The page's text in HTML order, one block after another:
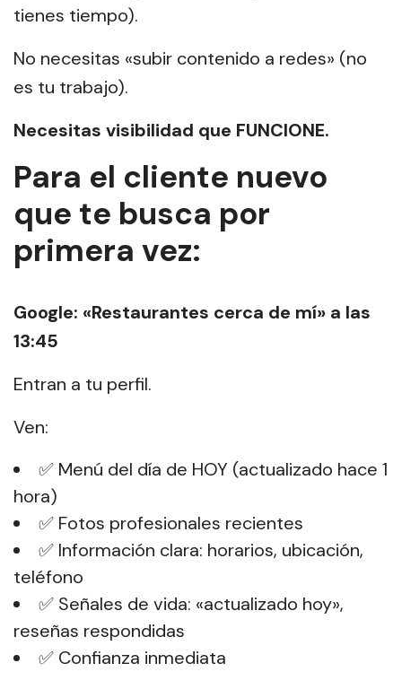
tienes tiempo).
No necesitas «subir contenido a redes» (no
es tu trabajo).
Necesitas visibilidad que FUNCIONE.
Para el cliente nuevo
que te busca por
primera vez:
Google: «Restaurantes cerca de mí» a las
13:45
Entran a tu perfil.
Ven:
✅ Menú del día de HOY (actualizado hace 1
hora)
✅ Fotos profesionales recientes
✅ Información clara: horarios, ubicación,
teléfono
✅ Señales de vida: «actualizado hoy»,
reseñas respondidas
✅ Confianza inmediata